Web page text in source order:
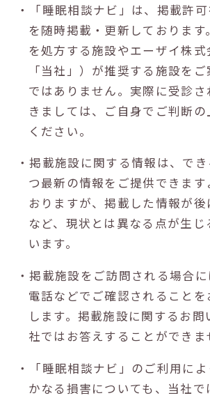
・「睡眠相談ナビ」は、掲載許
を随時掲載・更新しております
を処方する施設やエーザイ株式
「当社」）が推奨する施設を
ではありません。実際に受診さ
きましては、ご自身でご判断
ください。
・掲載施設に関する情報は、で
つ最新の情報をご提供できます
おりますが、掲載した情報が後
など、現状とは異なる点が生
います。
・掲載施設をご訪問される場合
電話などでご確認されることを
します。掲載施設に関するお問
社ではお答えすることができま
・「睡眠相談ナビ」のご利用に
かなる損害についても、当社で